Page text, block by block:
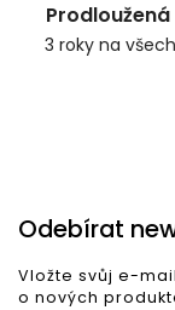
3 roky na
Odebírat
Vložte svůj e-
o nových